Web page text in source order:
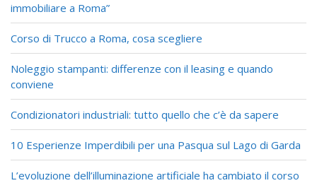
immobiliare a Roma”
Corso di Trucco a Roma, cosa scegliere
Noleggio stampanti: differenze con il leasing e quando
conviene
Condizionatori industriali: tutto quello che c’è da sapere
10 Esperienze Imperdibili per una Pasqua sul Lago di Garda
L’evoluzione dell’illuminazione artificiale ha cambiato il corso